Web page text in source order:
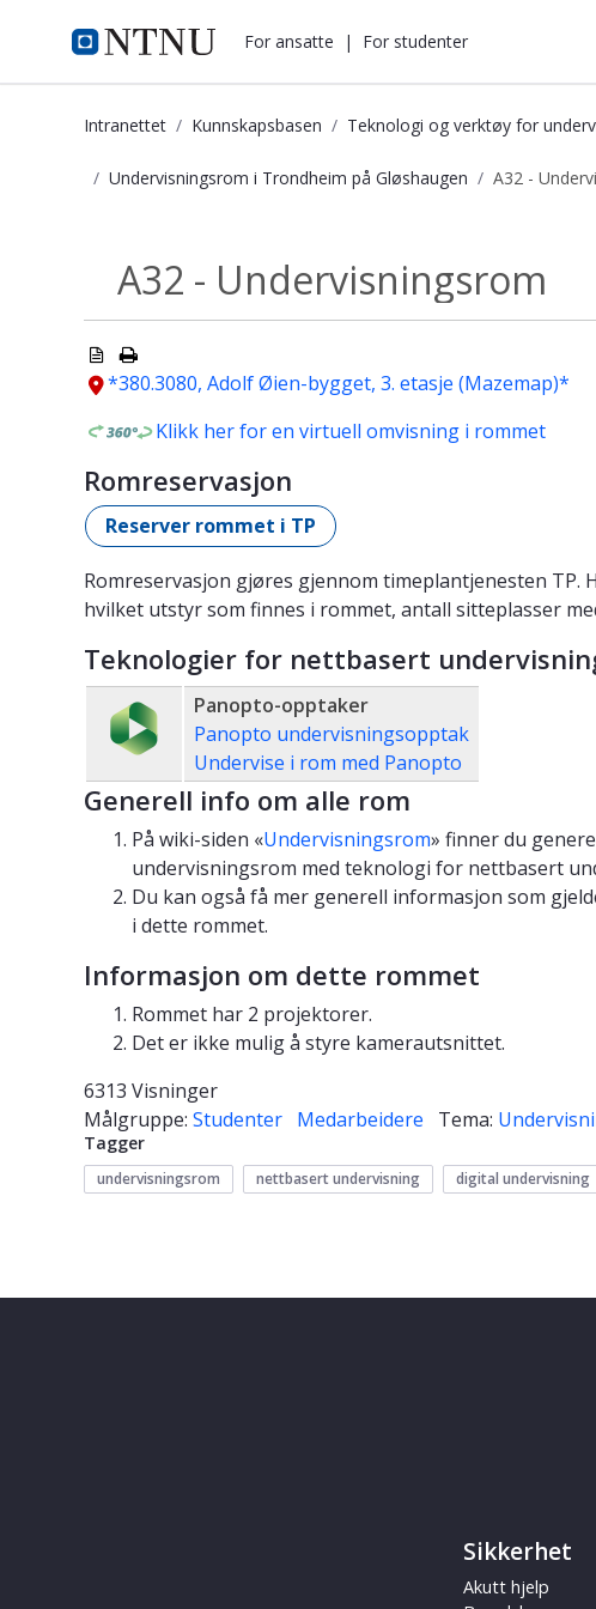
i.ntnu.no For ansatte | For studenter
Intranettet Kunnskapsbasen Teknologi og verktøy for
Undervisningsrom i Trondheim på Gløshaugen A32 -
Undervisningsrom...
A32 - Undervisningsrom
*380.3080, Adolf Øien-bygget, 3. etasje (Mazemap)*
Klikk her for en virtuell omvisning i rommet
Romreservasjon
Reserver rommet i TP
Romreservasjon gjøres gjennom timeplantjenesten TP.
hvilket utstyr som finnes i rommet, antall sitteplasser
Teknologier for nettbasert
Panopto-opptaker
Panopto undervisningsopptak
Undervise i rom med Panopto
Generell info om alle rom
På wiki-siden «Undervisningsrom» finner du
undervisningsrom med teknologi for nettbasert
Du kan også få mer generell informasjon som
i dette rommet.
Informasjon om dette rommet
Rommet har 2 projektorer.
Det er ikke mulig å styre kamerautsnittet.
6313 Visninger
Målgruppe: Studenter Medarbeidere Tema:
Tagger
undervisningsrom nettbasert undervisning digital undervisning
Sikkerhet
Akutt hjelp